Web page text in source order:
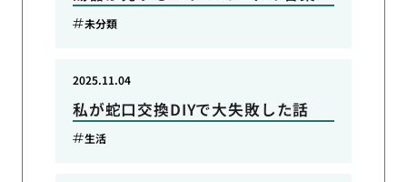
未分類
私が蛇口交換DIYで大失敗した話
2025.11.04
生活